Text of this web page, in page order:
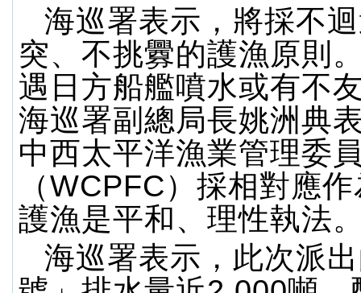
海巡署表示，將採不
突、不挑釁的護漁原則
遇日方船艦噴水或有不
海巡署副總局長姚洲典
中西太平洋漁業管理委
（WCPFC）採相對應
護漁是平和、理性執法
海巡署表示，此次派